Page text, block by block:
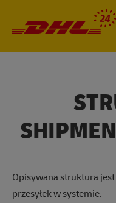
Opisywana struktura
przesyłek w systemie.